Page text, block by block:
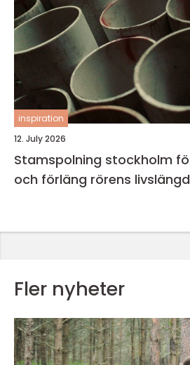
inspiration
12. July 2026
Stamspolning stockholm förebygg skador
och förläng rörens livslängd
Fler nyheter